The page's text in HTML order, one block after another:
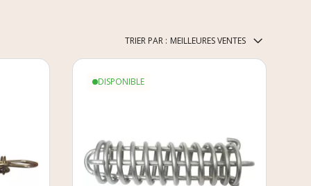
TRIER PAR : MEILLEURES VENTES
DISPONIBLE